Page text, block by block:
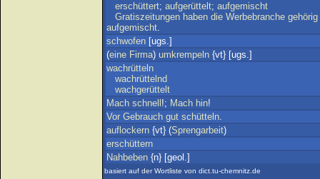
erschüttert; aufgerüttelt; aufgemischt
Gratiszeitungen haben die Werbebranche gehörig
aufgemischt.
schwofen [ugs.]
(eine Firma) umkrempeln {vt} [ugs.]
wachrütteln
wachrüttelnd
wachgerüttelt
Mach schnell !; Mach hin!
Vor Gebrauch gut schütteln.
auflockern {vt} (Sprengarbeit)
erschüttern
Nahbeben {n} [geol.]
basiert auf der Wortliste von dict.tu-chemnitz.de